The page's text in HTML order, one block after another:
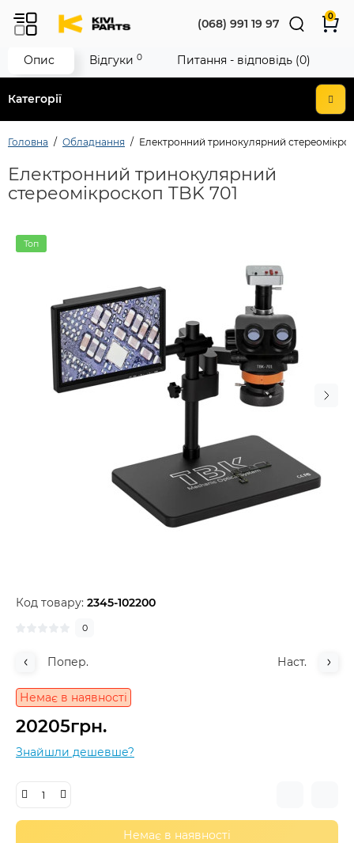
Категорії
(068) 991 19 97
0
Головна Обладнання Електронний тринокулярний
Електронний тринокулярний
стереомікроскоп TBK 701
Топ
Код товару: 2345-102200
0
Попер. Наст.
Немає в наявності
20205грн.
Знайшли дешевше?
Немає в наявності
Опис Відгуки 0 Питання - відповідь (0)